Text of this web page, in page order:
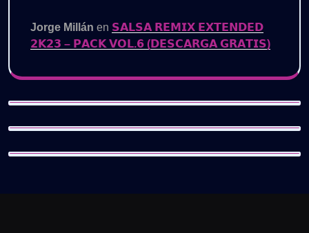
Jorge Millán en 𝗦𝗔𝗟𝗦𝗔 𝗥𝗘𝗠𝗜𝗫 𝗘𝗫𝗧𝗘𝗡𝗗𝗘𝗗
𝟮𝗞𝟮𝟯 – 𝗣𝗔𝗖𝗞 𝗩𝗢𝗟.𝟲 (𝗗𝗘𝗦𝗖𝗔𝗥𝗚𝗔 𝗚𝗥𝗔𝗧𝗜𝗦)